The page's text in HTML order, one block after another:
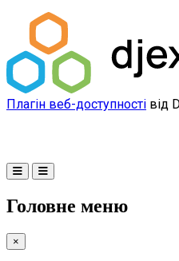
Плагін веб-доступності від
Головне меню
×